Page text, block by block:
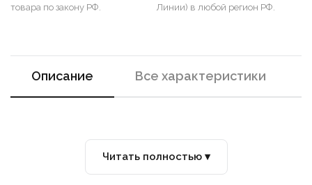
товара по закону РФ.
Линии) в любой регион РФ.
Описание Все характеристики
Читать полностью ▾